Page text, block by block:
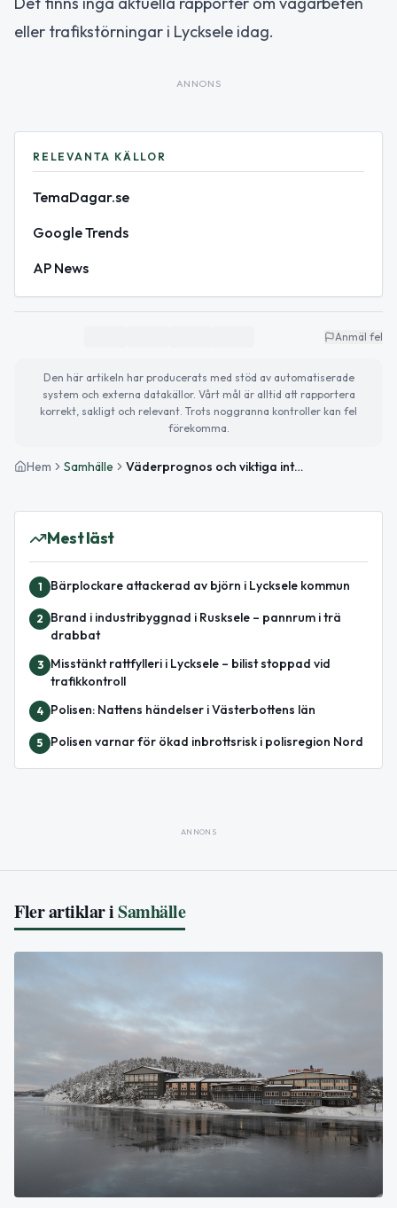
eller trafikstörningar i Lycksele idag.
ANNONS
RELEVANTA KÄLLOR
TemaDagar.se
Google Trends
AP News
Anmäl fel
Den här artikeln har producerats med stöd av automatiserade
system och externa datakällor. Vårt mål är alltid att rapportera
korrekt, sakligt och relevant. Trots noggranna kontroller kan fel
förekomma.
Hem Samhälle Väderprognos och viktiga internationella nyheter för 22 december
Mest läst
1 Bärplockare attackerad av björn i Lycksele kommun
2
Brand i industribyggnad i Rusksele – pannrum i trä
drabbat
3
Misstänkt rattfylleri i Lycksele – bilist stoppad vid
trafikkontroll
4 Polisen: Nattens händelser i Västerbottens län
5 Polisen varnar för ökad inbrottsrisk i polisregion Nord
ANNONS
Fler artiklar iSamhälle